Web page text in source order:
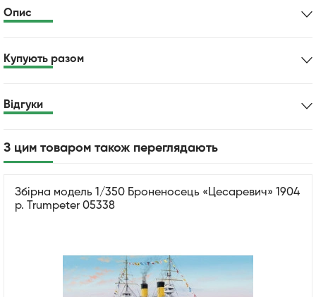
Опис
Купують разом
Відгуки
З цим товаром також переглядають
Збірна модель 1/350 Броненосець «Цесаревич» 1904
р. Trumpeter 05338